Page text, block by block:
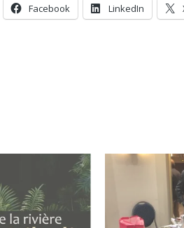
Face­book LinkedIn